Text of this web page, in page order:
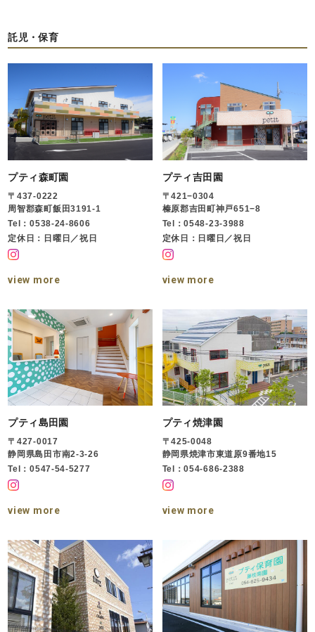
託児・保育
プティ森町園
〒437-0222
周智郡森町飯田3191-1
Tel：0538-24-8606
定休日：日曜日／祝日
view more
プティ吉田園
〒421−0304
榛原郡吉田町神戸651−8
Tel：0548-23-3988
定休日：日曜日／祝日
view more
プティ島田園
〒427-0017
静岡県島田市南2-3-26
Tel：0547-54-5277
view more
プティ焼津園
〒425-0048
静岡県焼津市東道原9番地15
Tel：054-686-2388
view more